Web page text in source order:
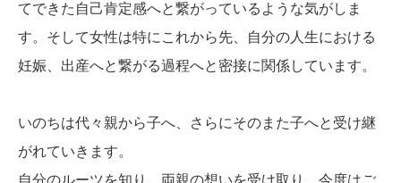
てできた自己肯定感へと繋がっているような気がしま
す。そして女性は特にこれから先、自分の人生における
妊娠、出産へと繋がる過程へと密接に関係しています。
いのちは代々親から子へ、さらにそのまた子へと受け継
がれていきます。
自分のルーツを知り、両親の想いを受け取り、今度はご